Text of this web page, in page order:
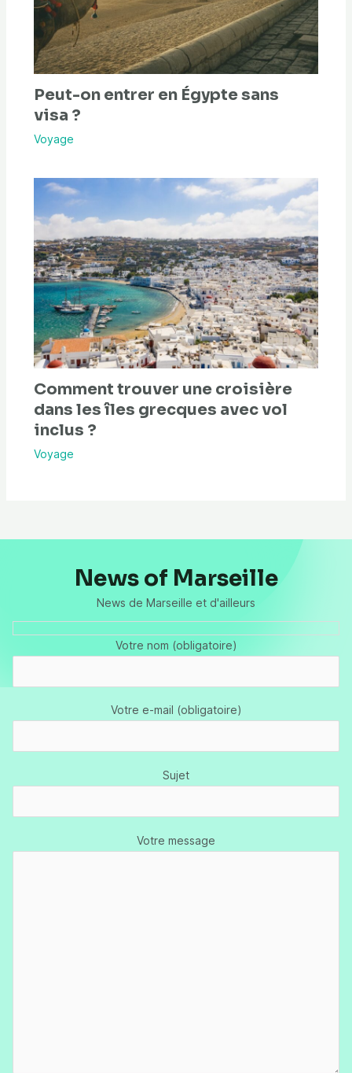
Peut-on entrer en Égypte sans
visa ?
Voyage
Comment trouver une croisière
dans les îles grecques avec vol
inclus ?
Voyage
News of Marseille
News de Marseille et d'ailleurs
Votre nom (obligatoire)
Votre e-mail (obligatoire)
Sujet
Votre message